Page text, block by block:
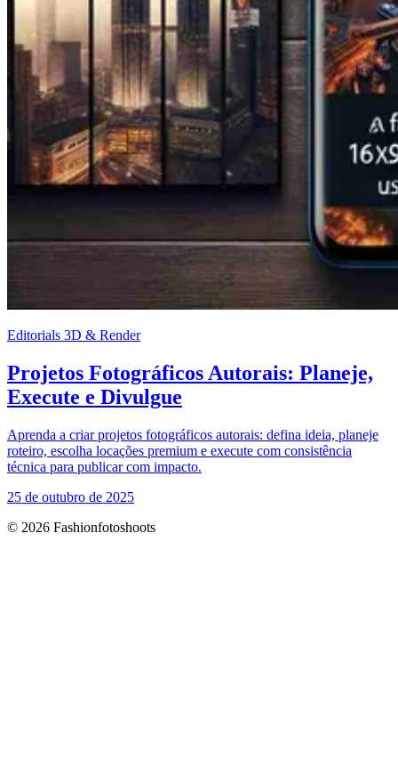
Editorials 3D & Render
Projetos Fotográficos Autorais: Planeje,
Execute e Divulgue
Aprenda a criar projetos fotográficos autorais: defina ideia, planeje
roteiro, escolha locações premium e execute com consistência
técnica para publicar com impacto.
25 de outubro de 2025
© 2026 Fashionfotoshoots